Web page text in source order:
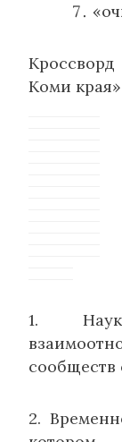
Коми края»
1.
сообществ
2.